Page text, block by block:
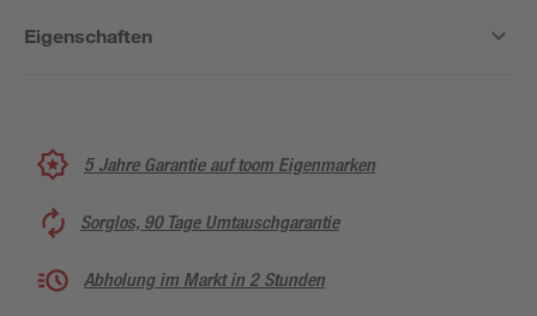
Eigenschaften
5 Jahre Garantie auf toom Eigenmarken
Sorglos, 90 Tage Umtauschgarantie
Abholung im Markt in 2 Stunden